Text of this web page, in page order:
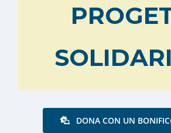
DONA CON UN